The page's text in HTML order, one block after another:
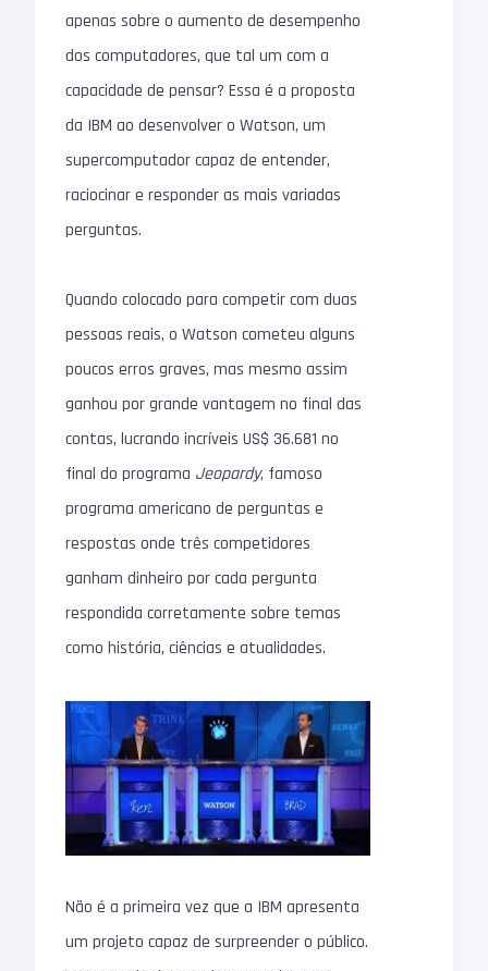
apenas sobre o aumento de desempenho
dos computadores, que tal um com a
capacidade de pensar? Essa é a proposta
da IBM ao desenvolver o Watson, um
supercomputador capaz de entender,
raciocinar e responder as mais variadas
perguntas.
Quando colocado para competir com duas
pessoas reais, o Watson cometeu alguns
poucos erros graves, mas mesmo assim
ganhou por grande vantagem no final das
contas, lucrando incríveis US$ 36.681 no
final do programa Jeopardy, famoso
programa americano de perguntas e
respostas onde três competidores
ganham dinheiro por cada pergunta
respondida corretamente sobre temas
como história, ciências e atualidades.
Não é a primeira vez que a IBM apresenta
um projeto capaz de surpreender o público.